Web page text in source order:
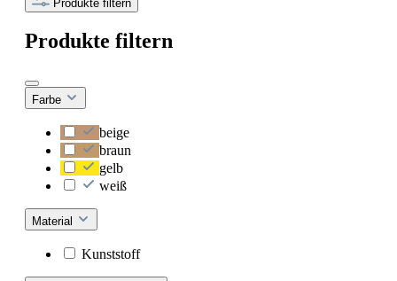
Produkte filtern
Produkte filtern
Farbe
beige
braun
gelb
weiß
Material
Kunststoff